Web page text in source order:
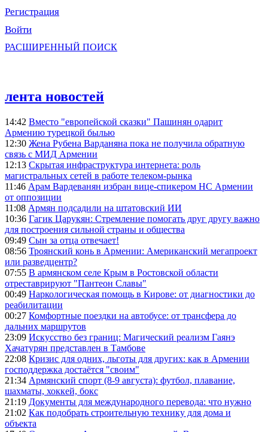
Регистрация
Войти
РАСШИРЕННЫЙ ПОИСК
лента новостей
14:42 Вместо "европейской сказки" Пашинян одарит
Армению турецкой былью
12:30 Жена Рубена Варданяна пока не получила обратную
связь с МИД Армении
12:13 Скрытая инфраструктура интернета: роль
магистральных сетей в работе телеком-рынка
11:46 Арам Вардеванян избран вице-спикером НС Армении
от оппозиции
11:08 Армян подсадили на штатовский ИИ
10:36 Гагик Царукян: Стремление помогать друг другу важно
для построения сильной страны и общества
09:49 Сын за отца отвечает!
08:56 Троянский конь в Армении: Американский мегапроект
или разведцентр?
07:55 В армянском селе Крым в Ростовской области
отреставрируют "Пантеон Славы"
00:49 Наркологическая помощь в Кирове: от диагностики до
реабилитации
00:27 Комфортные поездки на автобусе: от трансфера до
дальних маршрутов
23:09 Искусство без границ: Магический реализм Гаянэ
Хачатурян представлен в Тамбове
22:08 Кризис для одних, льготы для других: как в Армении
господдержка достаётся "своим"
21:34 Армянский спорт (8-9 августа): футбол, плавание,
шахматы, хоккей, бокс
21:19 Документы для международного перевода: что нужно
21:02 Как подобрать строительную технику для дома и
объекта